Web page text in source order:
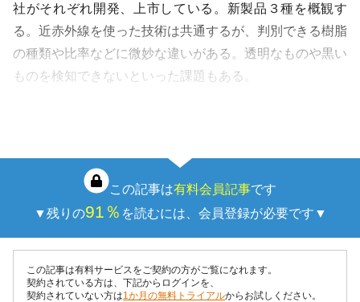
社がそれぞれ開発、上市している。新製品３種を概観す
る。近赤外線を使った技術は共通するが、判別できる樹脂
の種類や比率などに微妙な違いがある。透明なものや黒い
ものを検知できないといった課題もある。
この記事は有料会員記事です
▼残りの91％ を読むには、会員登録が必要です▼
この記事は有料サービスをご契約の方がご覧になれます。
契約されている方は、下記からログインを、
契約されていない方は1か月の無料トライアルからお試しください。